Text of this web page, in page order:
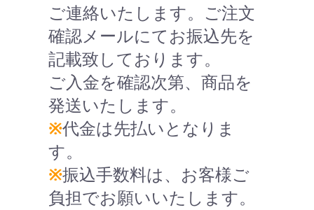
ご連絡いたします。ご注文
確認メールにてお振込先を
記載致しております。
ご入金を確認次第、商品を
発送いたします。
※代金は先払いとなりま
す。
※振込手数料は、お客様ご
負担でお願いいたします。